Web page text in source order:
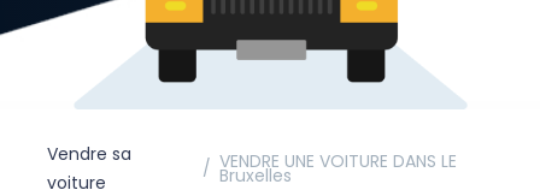
Vendre sa
voiture
VENDRE UNE VOITURE DANS LE
Bruxelles